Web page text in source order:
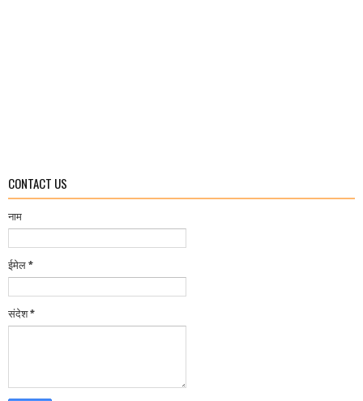
CONTACT US
नाम
ईमेल *
संदेश*